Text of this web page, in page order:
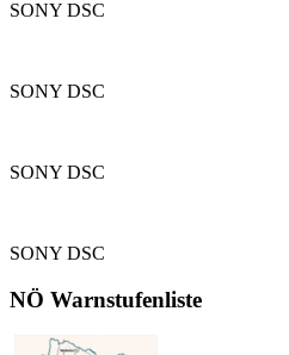
SONY DSC
SONY DSC
SONY DSC
SONY DSC
NÖ Warnstufenliste